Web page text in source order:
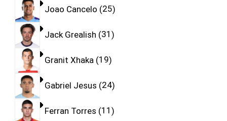
Joao Cancelo 25
Jack Grealish 31
Granit Xhaka 19
Gabriel Jesus 24
Ferran Torres 11